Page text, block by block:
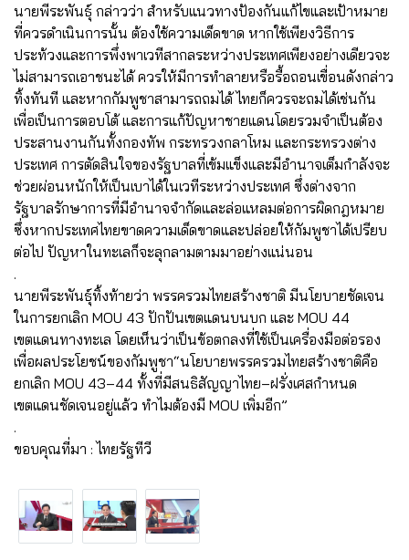
นายพีระพันธุ์ กล่าวว่า สำหรับแนวทางป้องกันแก้ไขและเป้าหมาย
ที่ควรดำเนินการนั้น ต้องใช้ความเด็ดขาด หากใช้เพียงวิธีการ
ประท้วงและการพึ่งพาเวทีสากลระหว่างประเทศเพียงอย่างเดียวจะ
ไม่สามารถเอาชนะได้ ควรให้มีการทำลายหรือรื้อถอนเขื่อนดังกล่าว
ทิ้งทันที และหากกัมพูชาสามารถถมได้ ไทยก็ควรจะถมได้เช่นกัน
เพื่อเป็นการตอบโต้ และการแก้ปัญหาชายแดนโดยรวมจำเป็นต้อง
ประสานงานกันทั้งกองทัพ กระทรวงกลาโหม และกระทรวงต่าง
ประเทศ การตัดสินใจของรัฐบาลที่เข้มแข็งและมีอำนาจเต็มกำลังจะ
ช่วยผ่อนหนักให้เป็นเบาได้ในเวทีระหว่างประเทศ ซึ่งต่างจาก
รัฐบาลรักษาการที่มีอำนาจจำกัดและล่อแหลมต่อการผิดกฎหมาย
ซึ่งหากประเทศไทยขาดความเด็ดขาดและปล่อยให้กัมพูชาได้เปรียบ
ต่อไป ปัญหาในทะเลก็จะลุกลามตามมาอย่างแน่นอน
.
นายพีระพันธุ์ทิ้งท้ายว่า พรรครวมไทยสร้างชาติ มีนโยบายชัดเจน
ในการยกเลิก MOU 43 ปักปันเขตแดนบนบก และ MOU 44
เขตแดนทางทะเล โดยเห็นว่าเป็นข้อตกลงที่ใช้เป็นเครื่องมือต่อรอง
เพื่อผลประโยชน์ของกัมพูชา“นโยบายพรรครวมไทยสร้างชาติคือ
ยกเลิก MOU 43–44 ทั้งที่มีสนธิสัญญาไทย–ฝรั่งเศสกำหนด
เขตแดนชัดเจนอยู่แล้ว ทำไมต้องมี MOU เพิ่มอีก”
.
ขอบคุณที่มา : ไทยรัฐทีวี